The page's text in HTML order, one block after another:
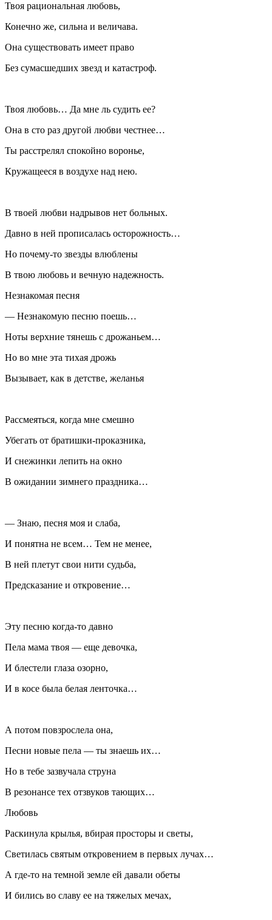
Твоя рациональная любовь,
Конечно же, сильна и величава.
Она существовать имеет право
Без сумасшедших звезд и катастроф.
Твоя любовь… Да мне ль судить ее?
Она в сто раз другой любви честнее…
Ты расстрелял спокойно воронье,
Кружащееся в воздухе над нею.
В твоей любви надрывов нет больных.
Давно в ней прописалась осторожность…
Но почему-то звезды влюблены
В твою любовь и вечную надежность.
Незнакомая песня
— Незнакомую песню поешь…
Ноты верхние тянешь с дрожаньем…
Но во мне эта тихая дрожь
Вызывает, как в детстве, желанья
Рассмеяться, когда мне смешно
Убегать от братишки-проказника,
И снежинки лепить на окно
В ожидании зимнего праздника…
— Знаю, песня моя и слаба,
И понятна не всем… Тем не менее,
В ней плетут свои нити судьба,
Предсказание и откровение…
Эту песню когда-то давно
Пела мама твоя — еще девочка,
И блестели глаза озорно,
И в косе была белая ленточка…
А потом повзрослела она,
Песни новые пела — ты знаешь их…
Но в тебе зазвучала струна
В резонансе тех отзвуков тающих…
Любовь
Раскинула крылья, вбирая просторы и светы,
Светилась святым откровением в первых лучах…
А где-то на темной земле ей давали обеты
И бились во славу ее на тяжелых мечах,